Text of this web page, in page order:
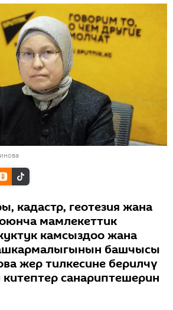
кадастр, геотезия жана
мамлекеттик
камсыздоо жана
башчысы
жер тилкесине берилчү
санариптешерин